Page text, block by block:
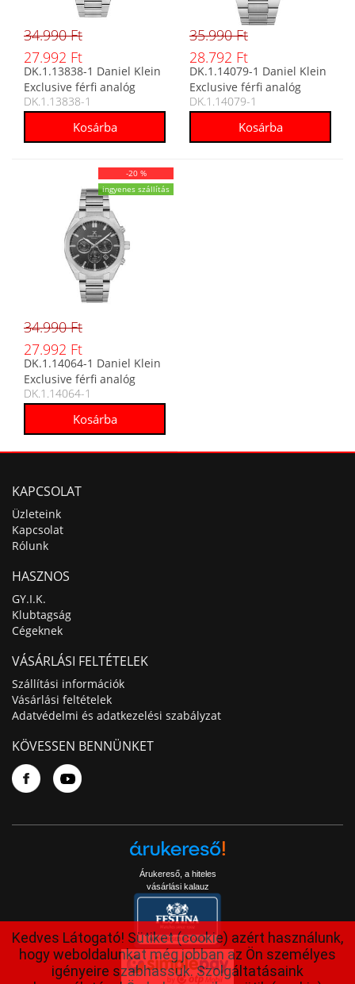
34.990 Ft
27.992 Ft
DK.1.13838-1 Daniel Klein
Exclusive férfi analóg
karóra
DK.1.13838-1
35.990 Ft
28.792 Ft
DK.1.14079-1 Daniel Klein
Exclusive férfi analóg
karóra
DK.1.14079-1
-20 %
ingyenes szállítás
34.990 Ft
27.992 Ft
DK.1.14064-1 Daniel Klein
Exclusive férfi analóg
karóra
DK.1.14064-1
KAPCSOLAT
Üzleteink
Kapcsolat
Rólunk
HASZNOS
GY.I.K.
Klubtagság
Cégeknek
VÁSÁRLÁSI FELTÉTELEK
Szállítási információk
Vásárlási feltételek
Adatvédelmi és adatkezelési szabályzat
KÖVESSEN BENNÜNKET
Árukereső, a hiteles
vásárlási kalauz
Kedves Látogató! Sütiket (cookie) azért használunk,
hogy weboldalunkat még jobban az Ön személyes
igényeire szabhassuk. Szolgáltatásaink